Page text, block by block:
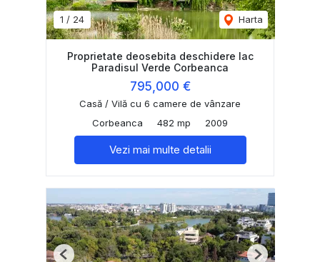
1 / 24 Harta
Proprietate deosebita deschidere lac
Paradisul Verde Corbeanca
795,000 €
Casă / Vilă cu 6 camere de vânzare
Corbeanca
482 mp 2009
Vezi mai multe detalii